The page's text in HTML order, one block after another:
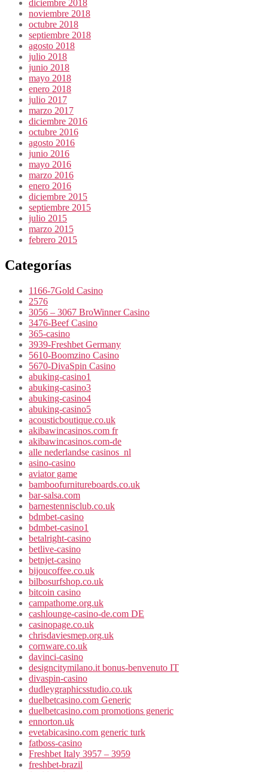
diciembre 2018
noviembre 2018
octubre 2018
septiembre 2018
agosto 2018
julio 2018
junio 2018
mayo 2018
enero 2018
julio 2017
marzo 2017
diciembre 2016
octubre 2016
agosto 2016
junio 2016
mayo 2016
marzo 2016
enero 2016
diciembre 2015
septiembre 2015
julio 2015
marzo 2015
febrero 2015
Categorías
1166-7Gold Casino
2576
3056 – 3067 BroWinner Casino
3476-Beef Casino
365-casino
3939-Freshbet Germany
5610-Boomzino Casino
5670-DivaSpin Casino
abuking-casino1
abuking-casino3
abuking-casino4
abuking-casino5
acousticboutique.co.uk
akibawincasinos.com fr
akibawincasinos.com-de
alle nederlandse casinos_nl
asino-casino
aviator game
bamboofurnitureboards.co.uk
bar-salsa.com
barnestennisclub.co.uk
bdmbet-casino
bdmbet-casino1
betalright-casino
betlive-casino
betnjet-casino
bijoucoffee.co.uk
bilbosurfshop.co.uk
bitcoin casino
campathome.org.uk
cashlounge-casino-de.com DE
casinopage.co.uk
chrisdaviesmep.org.uk
cornware.co.uk
davinci-casino
designcitymilano.it bonus-benvenuto IT
divaspin-casino
dudleygraphicsstudio.co.uk
duelbetcasino.com Generic
duelbetcasino.com promotions generic
ennorton.uk
evetabicasino.com generic turk
fatboss-casino
Freshbet Italy 3957 – 3959
freshbet-brazil